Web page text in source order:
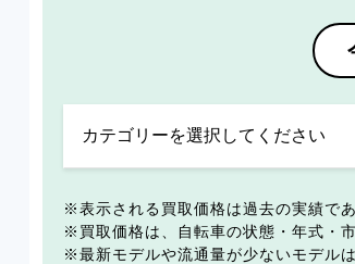
表示される買取価格は過去の実績で
買取価格は、自転車の状態・年式・
最新モデルや流通量が少ないモデル